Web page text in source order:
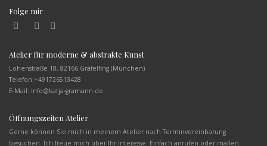
Folge mir
Atelier für moderne & abstrakte Kunst
Lohenstraße 18, 82166 Gräfelfing (München)
Telefon:+491726513428
E-Mail: info@katja-gramann.de
Öffnungszeiten Atelier
Gerne können Sie mich in meinem Atelier nach Terminvereinbarung
besuchen. Ich freue mich über Ihr Interesse. Einfach anrufen oder mailen.